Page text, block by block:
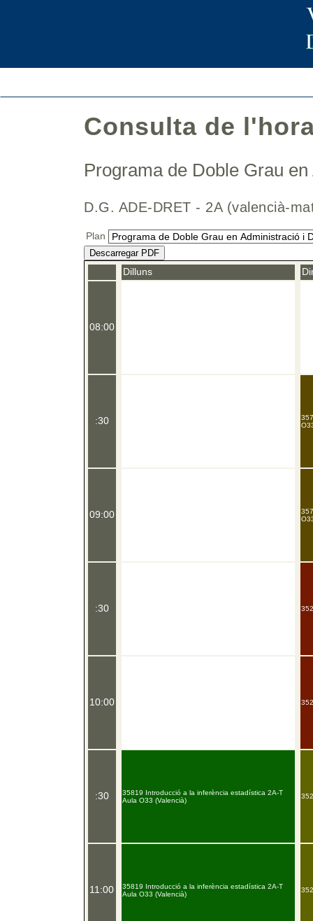
Consulta de
Programa de Doble Grau
D.G. ADE-DRET - 2A (valencià-
Plan
Descarregar PDF
08:00
:30
09:00
:30
10:00
:30
11:00
Dilluns
35819 Introducció a la inferència estadística 2A-T
Aula O33 (Valencià)
35819 Introducció a la inferència estadística 2A-T
Aula O33 (Valencià)